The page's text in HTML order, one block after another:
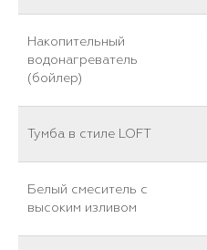
Накопительный
водонагреватель
(бойлер)
Тумба в стиле LOFT
Белый смеситель с
высоким изливом